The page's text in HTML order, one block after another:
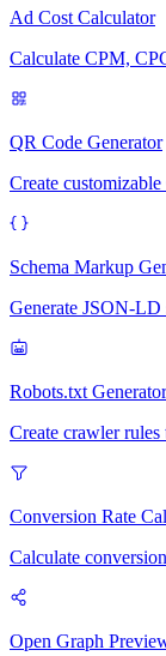
Ad Cost Calculator
Calculate CPM,
QR Code Generator
Create
Schema Markup
Generate JSON-LD
Robots.txt Generator
Create crawler
Conversion Rate
Calculate
Open Graph